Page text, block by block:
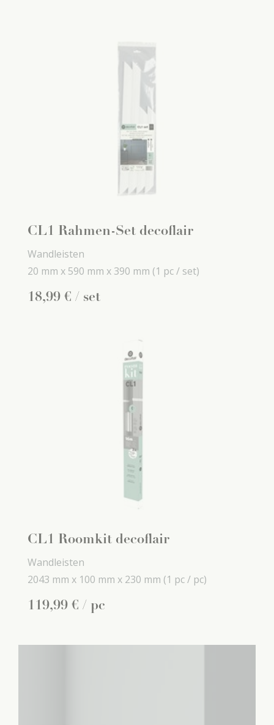
CL1 Rahmen-Set decoflair
Wandleisten
20 mm x 590 mm x 390 mm (1 pc / set)
18,99 € / set
CL1 Roomkit decoflair
Wandleisten
2043 mm x 100 mm x 230 mm (1 pc / pc)
119,99 € / pc